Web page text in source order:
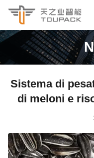
Sistema di
di meloni e